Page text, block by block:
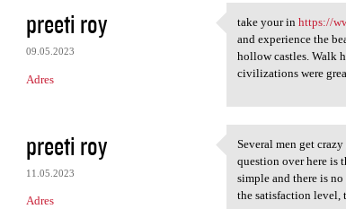
preeti roy
09.05.2023
Adres
take your in
take your inhttps://
and experience the
hollow castles. Walk
civilizations were
preeti roy
11.05.2023
Adres
Several men get
Several men get
question over here is
simple and there is
the satisfaction level,